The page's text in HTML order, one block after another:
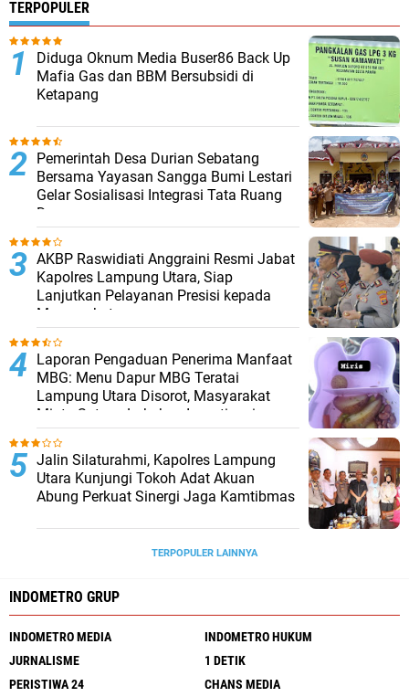
TERPOPULER
Diduga Oknum Media Buser86 Back Up
Mafia Gas dan BBM Bersubsidi di
Ketapang
Pemerintah Desa Durian Sebatang
Bersama Yayasan Sangga Bumi Lestari
Gelar Sosialisasi Integrasi Tata Ruang
Desa
AKBP Raswidiati Anggraini Resmi Jabat
Kapolres Lampung Utara, Siap
Lanjutkan Pelayanan Presisi kepada
Masyarakat
Laporan Pengaduan Penerima Manfaat
MBG: Menu Dapur MBG Teratai
Lampung Utara Disorot, Masyarakat
Minta Satgas Lakukan Investigasi
Jalin Silaturahmi, Kapolres Lampung
Utara Kunjungi Tokoh Adat Akuan
Abung Perkuat Sinergi Jaga Kamtibmas
TERPOPULER LAINNYA
INDOMETRO GRUP
INDOMETRO MEDIA
INDOMETRO HUKUM
JURNALISME
1 DETIK
PERISTIWA 24
CHANS MEDIA